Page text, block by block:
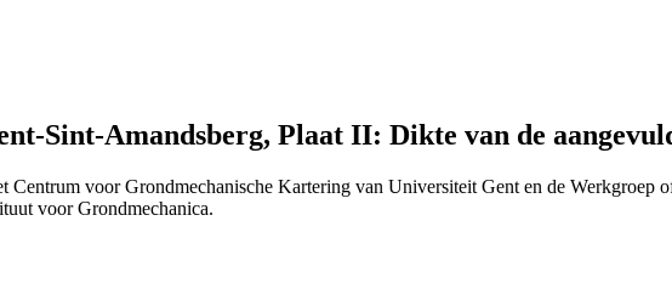
Sint-Amandsberg, Plaat II: Dikte van de
Centrum voor Grondmechanische Kartering van Universiteit Gent en de
voor Grondmechanica.